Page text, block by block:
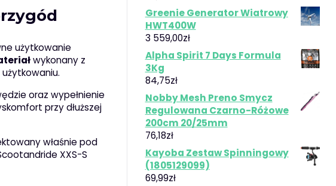
użytkowanie
wykonany z
oraz wypełnienie
przy dłuższej
właśnie pod
XXS-S
Greenie Generator Wiatrowy
HWT400W
3 559,00zł
Alpha Spirit 7 Days Formula
3Kg
84,75zł
Nobby Mesh Preno Smycz
Regulowana Czarno-Różowe
200cm 20/25mm
76,18zł
Kayoba Zestaw Spinningowy
(1805129099)
69,99zł